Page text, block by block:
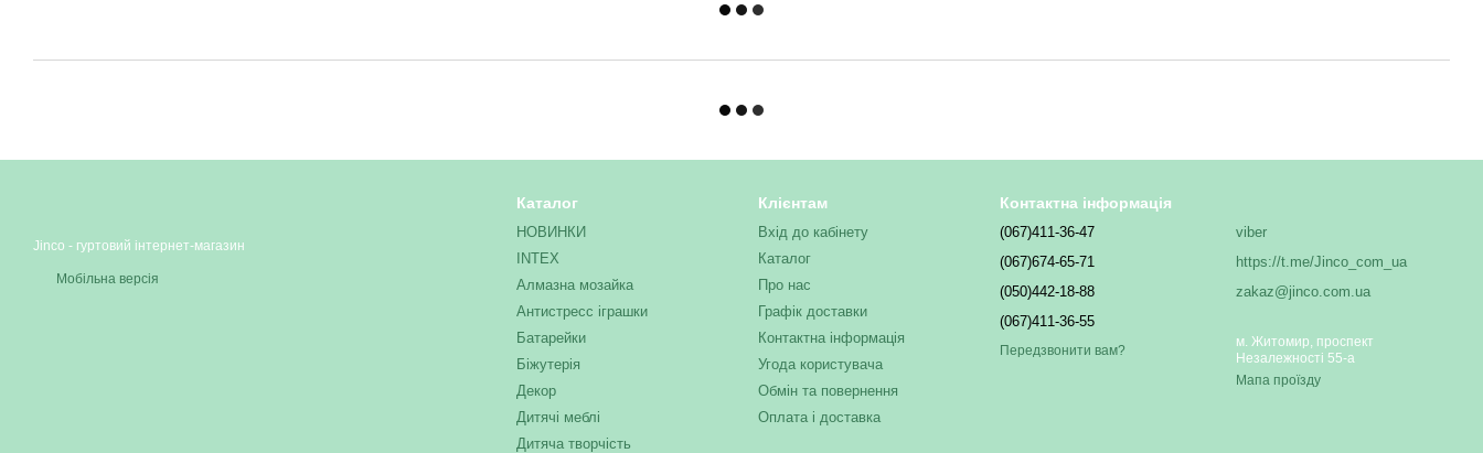
Jinco - гуртовий інтернет-магазин
Мобільна версія
Каталог
НОВИНКИ
INTEX
Алмазна мозайка
Антистресс іграшки
Батарейки
Біжутерія
Декор
Дитячі меблі
Дитяча творчість
Клієнтам
Вхід до кабінету
Каталог
Про нас
Графік доставки
Контактна інформація
Угода користувача
Обмін та повернення
Оплата і доставка
Контактна інформація
(067)411-36-47
(067)674-65-71
(050)442-18-88
(067)411-36-55
Передзвонити вам?
viber
https://t.me/Jinco_com_ua
zakaz@jinco.com.ua
м. Житомир, проспект
Незалежності 55-а
Мапа проїзду